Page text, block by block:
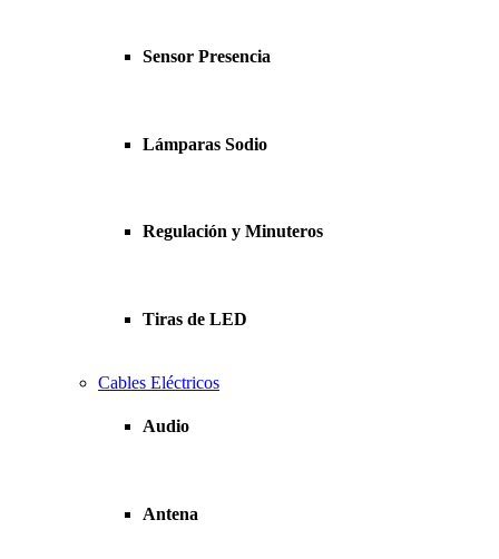
Sensor Presencia
Lámparas Sodio
Regulación y Minuteros
Tiras de LED
Cables Eléctricos
Audio
Antena